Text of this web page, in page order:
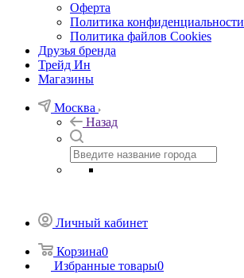
Оферта
Политика конфиденциальности
Политика файлов Cookies
Друзья бренда
Трейд Ин
Магазины
Москва
Назад
Личный кабинет
Корзина0
Избранные товары0